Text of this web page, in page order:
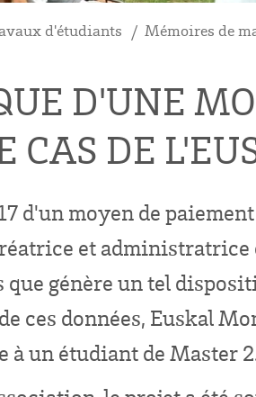
d'étudiants Mémoires de
D'UNE
DE
d'un moyen de
et administratrice
génère un tel
ces données, Euskal
à un étudiant de Master